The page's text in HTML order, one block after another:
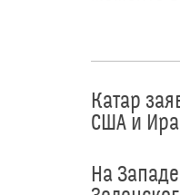
Катар
США и
На